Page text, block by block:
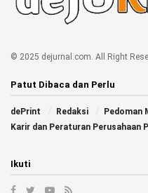
© 2025 dejurnal.com. All Right
Patut Dibaca dan Perlu
dePrint Redaksi
Pedoman
Karir dan Peraturan Perusahaan
Ikuti